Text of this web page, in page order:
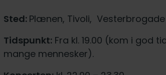
Sted: Plænen, Tivoli,
Tidspunkt: Fra kl. 19.00 (kom i god
mange mennesker).